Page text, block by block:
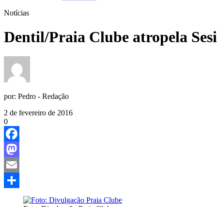
Notícias
Dentil/Praia Clube atropela
por: Pedro - Redação
2 de fevereiro de 2016
0
Facebook
Mastodon
Email